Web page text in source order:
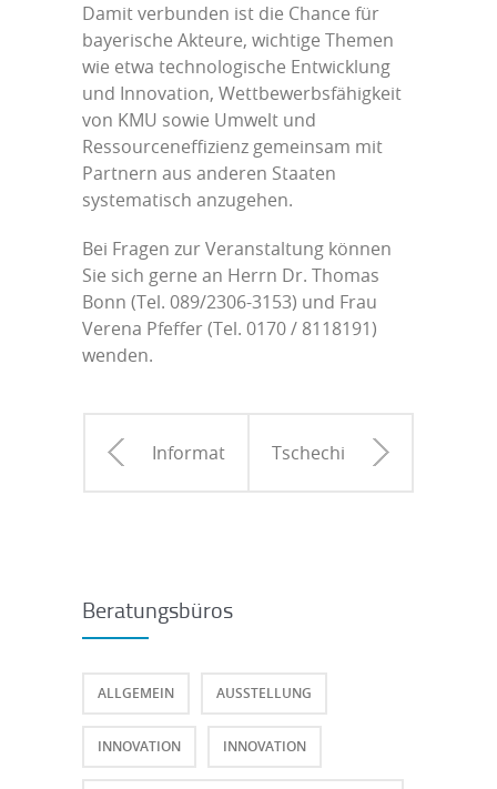
Damit verbunden ist die Chance für
bayerische Akteure, wichtige Themen
wie etwa technologische Entwicklung
und Innovation, Wettbewerbsfähigkeit
von KMU sowie Umwelt und
Ressourceneffizienz gemeinsam mit
Partnern aus anderen Staaten
systematisch anzugehen.
Bei Fragen zur Veranstaltung können
Sie sich gerne an Herrn Dr. Thomas
Bonn (Tel. 089/2306-3153) und Frau
Verena Pfeffer (Tel. 0170 / 8118191)
wenden.
Informationsveranstaltung:
für
Tschechisch-
Beratungsbüros
ALLGEMEIN AUSSTELLUNG
INNOVATION INNOVATION